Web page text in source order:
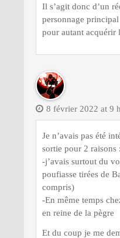
Il s’agit donc d’un
personnage principal
pour autant acquérir
8 février 2022 at 9
Je n’avais pas été
sortie pour 2 raisons :
-j’avais surtout du
poufiasse tirées de
compris)
-En même temps
en reine de la pègre
Et du coup je me